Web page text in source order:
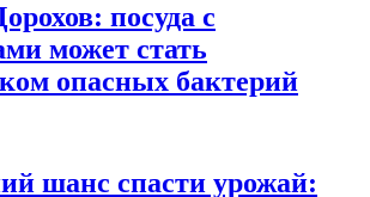
посуда с
может стать
опасных бактерий
шанс спасти урожай: